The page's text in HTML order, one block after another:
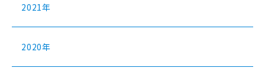
2021年
2020年